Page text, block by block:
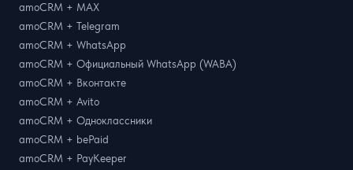
amoCRM + MAX
amoCRM + Telegram
amoCRM + WhatsApp
amoCRM + Официальный WhatsApp (WABA)
amoCRM + Вконтакте
amoCRM + Avito
amoCRM + Одноклассники
amoCRM + bePaid
amoCRM + PayKeeper